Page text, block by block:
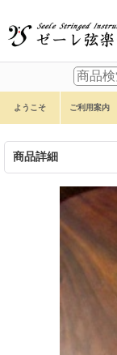
ようこそ ご利用案内
商品詳細